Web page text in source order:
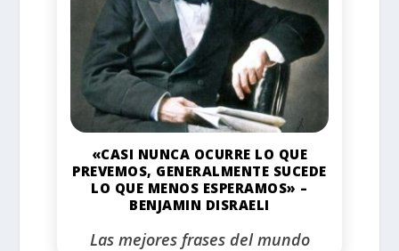
«CASI NUNCA OCURRE LO QUE
PREVEMOS, GENERALMENTE SUCEDE
LO QUE MENOS ESPERAMOS» –
BENJAMIN DISRAELI
Las mejores frases del mundo